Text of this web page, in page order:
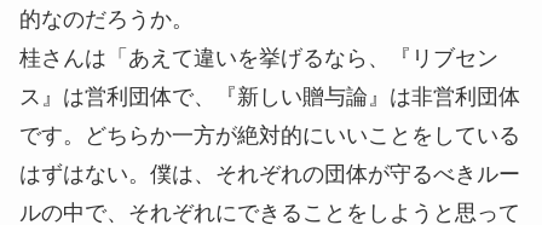
的なのだろうか。
桂さんは「あえて違いを挙げるなら、『リブセン
ス』は営利団体で、『新しい贈与論』は非営利団体
です。どちらか一方が絶対的にいいことをしている
はずはない。僕は、それぞれの団体が守るべきルー
ルの中で、それぞれにできることをしようと思って